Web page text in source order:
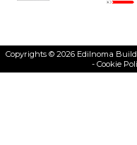
Copyrights © 2026 Edilnoma
- Cookie